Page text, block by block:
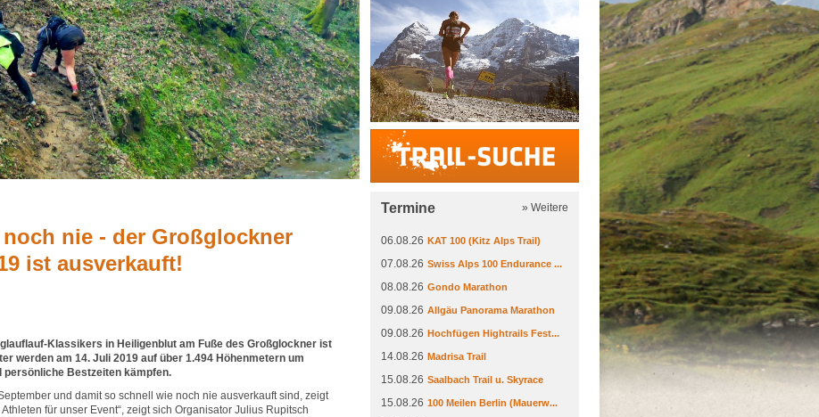
Trail-Suche
nie - der Großglockner
ist ausverkauft!
Klassikers in Heiligenblut am Fuße des Großglockner ist
werden am 14. Juli 2019 auf über 1.494 Höhenmetern um
persönliche Bestzeiten kämpfen.
und damit so schnell wie noch nie ausverkauft sind, zeigt
für unser Event“, zeigt sich Organisator Julius Rupitsch
Termine » Weitere
06.08.26 KAT 100 (Kitz Alps Trail)
07.08.26 Swiss Alps 100 Endurance ...
08.08.26 Gondo Marathon
09.08.26 Allgäu Panorama Marathon
09.08.26 Hochfügen Hightrails Fest...
14.08.26 Madrisa Trail
15.08.26 Saalbach Trail u. Skyrace
15.08.26 100 Meilen Berlin (Mauerw...